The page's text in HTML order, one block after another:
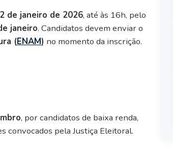
de janeiro de 2026, até às 16h, pelo
janeiro. Candidatos devem enviar o
(ENAM) no momento da inscrição.
, por candidatos de baixa renda,
convocados pela Justiça Eleitoral.